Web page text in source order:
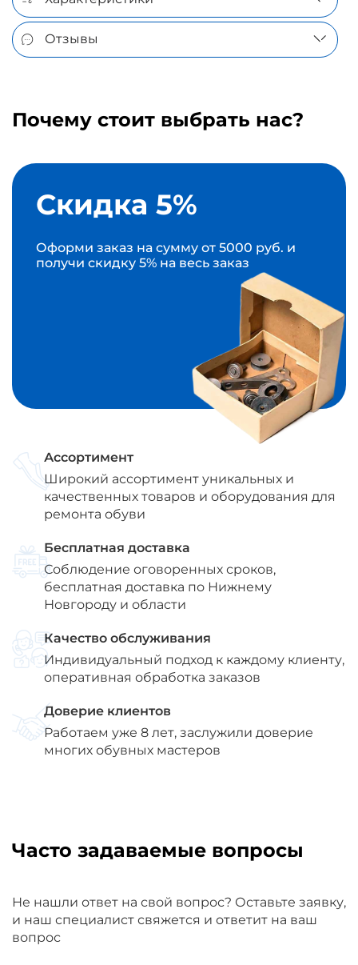
Отзывы
Почему стоит выбрать нас?
Скидка 5%
Оформи заказ на сумму от 5000 руб. и
получи скидку 5% на весь заказ
Ассортимент
Широкий ассортимент уникальных и
качественных товаров и оборудования для
ремонта обуви
Бесплатная доставка
Соблюдение оговоренных сроков,
бесплатная доставка по Нижнему
Новгороду и области
Качество обслуживания
Индивидуальный подход к каждому клиенту,
оперативная обработка заказов
Доверие клиентов
Работаем уже 8 лет, заслужили доверие
многих обувных мастеров
Часто задаваемые вопросы
Не нашли ответ на свой вопрос? Оставьте заявку,
и наш специалист свяжется и ответит на ваш
вопрос